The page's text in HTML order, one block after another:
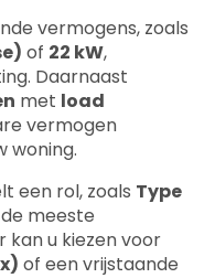
vermogens, zoals
of 22 kW,
Daarnaast
met load
vermogen
woning.
een rol, zoals Type
meeste
kan u kiezen voor
of een vrijstaande